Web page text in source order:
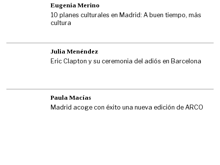
Eugenia Merino
10 planes culturales en Madrid: A buen tiempo, más
cultura
Julia Menéndez
Eric Clapton y su ceremonia del adiós en Barcelona
Paula Macías
Madrid acoge con éxito una nueva edición de ARCO